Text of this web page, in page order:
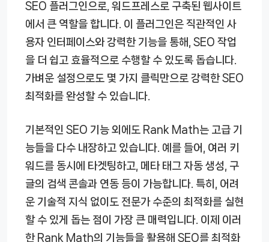
SEO 플러그인으로, 워드프레스로 구축된 웹사이트
에서 큰 역할을 합니다. 이 플러그인은 직관적인 사
용자 인터페이스와 강력한 기능을 통해, SEO 작업
을 더 쉽고 효율적으로 수행할 수 있도록 돕습니다.
가벼운 설정으로도 몇 가지 클릭만으로 강력한 SEO
최적화를 완성할 수 있습니다.
기본적인 SEO 기능 외에도 Rank Math는 고급 기
능들을 다수 내장하고 있습니다. 예를 들어, 여러 키
워드를 동시에 타겟팅하고, 메타 태그 자동 생성, 구
글의 검색 콘솔과 연동 등이 가능합니다. 특히, 어려
운 기술적 지식 없이도 전문가 수준의 최적화를 실현
할 수 있게 돕는 점이 가장 큰 매력입니다. 이제 이러
한 Rank Math의 기능들을 활용해 SEO를 최적화